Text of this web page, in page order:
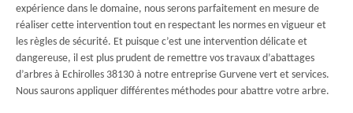
expérience dans le domaine, nous serons parfaitement en mesure de
réaliser cette intervention tout en respectant les normes en vigueur et
les règles de sécurité. Et puisque c’est une intervention délicate et
dangereuse, il est plus prudent de remettre vos travaux d’abattages
d’arbres à Echirolles 38130 à notre entreprise Gurvene vert et services.
Nous saurons appliquer différentes méthodes pour abattre votre arbre.